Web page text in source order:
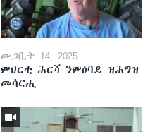
መጋቢት 14, 2025
ምህርቲ ሕርሻ ንምዕባይ ዝሕግዝ
መሳርሒ